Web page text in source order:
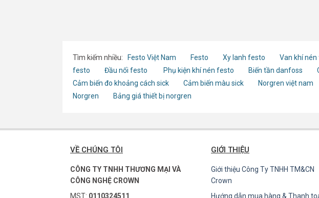
Tìm kiếm nhiều: Festo Việt Nam Festo Xy lanh festo Van khí
festo
Đầu nối festo Phụ kiện khí nén festo Biến tần danfoss
Cảm biến đo khoảng cách sick
Cảm biến màu sick Norgren việt nam
Norgren
Bảng giá thiết bị norgren
VỀ CHÚNG TÔI
CÔNG TY TNHH THƯƠNG MẠI VÀ
CÔNG NGHỆ CROWN
MST: 0110324511
GIỚI THIỆU
Giới thiệu Công Ty TNHH TM&CN
Crown
Hướng dẫn mua hàng & Thanh